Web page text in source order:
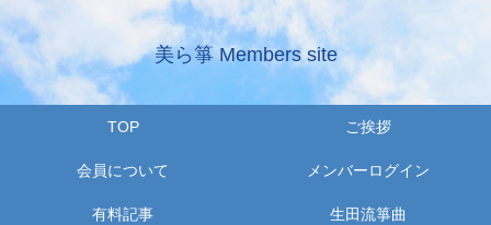
美ら箏 Members site
TOP ご挨拶
会員について メンバーログイン
有料記事 生田流箏曲